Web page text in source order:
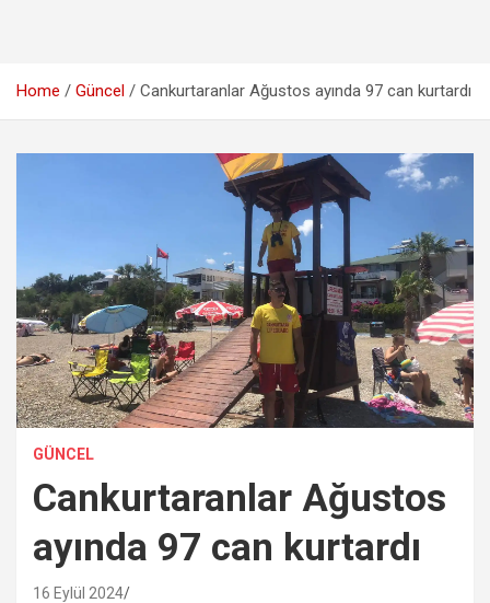
Home Güncel Cankurtaranlar Ağustos ayında 97 can kurtardı
GÜNCEL
Cankurtaranlar Ağustos
ayında 97 can kurtardı
16 Eylül 2024